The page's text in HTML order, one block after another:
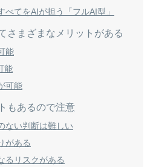
てをAIが担う「フルAI型」
さまざまなメリットがある
能
能
可能
もあるので注意
ない判断は難しい
がある
るリスクがある